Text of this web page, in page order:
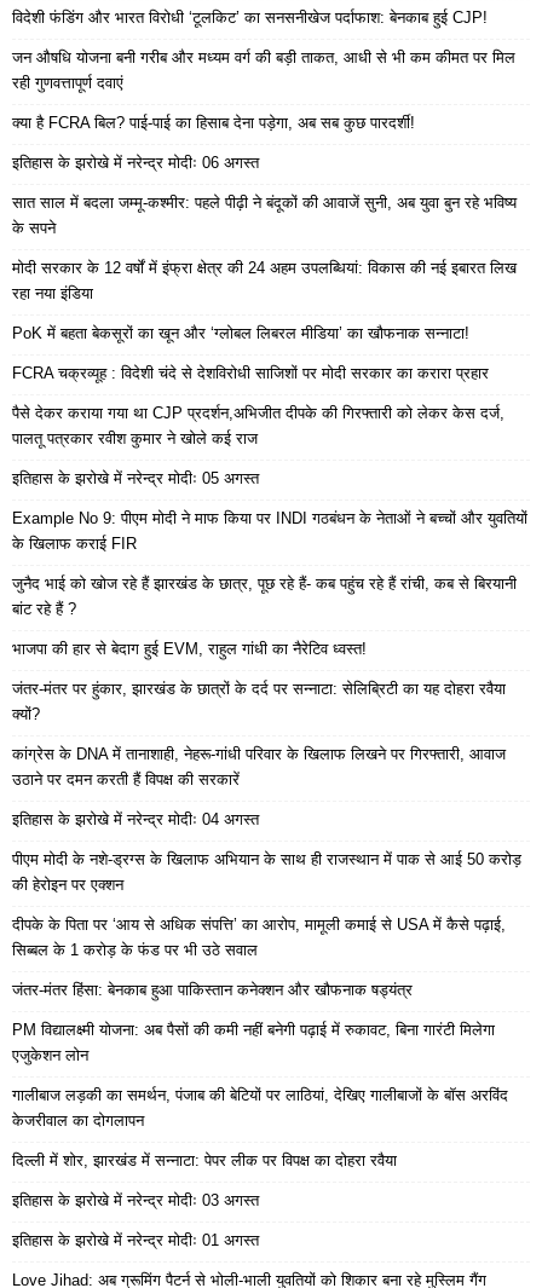
विदेशी फंडिंग और भारत विरोधी ‘टूलकिट’ का सनसनीखेज पर्दाफाश: बेनकाब हुई CJP!
जन औषधि योजना बनी गरीब और मध्यम वर्ग की बड़ी ताकत, आधी से भी कम कीमत पर मिल
रही गुणवत्तापूर्ण दवाएं
क्या है FCRA बिल? पाई-पाई का हिसाब देना पड़ेगा, अब सब कुछ पारदर्शी!
इतिहास के झरोखे में नरेन्द्र मोदीः 06 अगस्त
सात साल में बदला जम्मू-कश्मीर: पहले पीढ़ी ने बंदूकों की आवाजें सुनी, अब युवा बुन रहे भविष्य
के सपने
मोदी सरकार के 12 वर्षों में इंफ्रा क्षेत्र की 24 अहम उपलब्धियां: विकास की नई इबारत लिख
रहा नया इंडिया
PoK में बहता बेकसूरों का खून और ‘ग्लोबल लिबरल मीडिया’ का खौफनाक सन्नाटा!
FCRA चक्रव्यूह : विदेशी चंदे से देशविरोधी साजिशों पर मोदी सरकार का करारा प्रहार
पैसे देकर कराया गया था CJP प्रदर्शन,अभिजीत दीपके की गिरफ्तारी को लेकर केस दर्ज,
पालतू पत्रकार रवीश कुमार ने खोले कई राज
इतिहास के झरोखे में नरेन्द्र मोदीः 05 अगस्त
Example No 9: पीएम मोदी ने माफ किया पर INDI गठबंधन के नेताओं ने बच्चों और युवतियों
के खिलाफ कराई FIR
जुनैद भाई को खोज रहे हैं झारखंड के छात्र, पूछ रहे हैं- कब पहुंच रहे हैं रांची, कब से बिरयानी
बांट रहे हैं ?
भाजपा की हार से बेदाग हुई EVM, राहुल गांधी का नैरेटिव ध्वस्त!
जंतर-मंतर पर हुंकार, झारखंड के छात्रों के दर्द पर सन्नाटा: सेलिब्रिटी का यह दोहरा रवैया
क्यों?
कांग्रेस के DNA में तानाशाही, नेहरू-गांधी परिवार के खिलाफ लिखने पर गिरफ्तारी, आवाज
उठाने पर दमन करती हैं विपक्ष की सरकारें
इतिहास के झरोखे में नरेन्द्र मोदीः 04 अगस्त
पीएम मोदी के नशे-ड्रग्स के खिलाफ अभियान के साथ ही राजस्थान में पाक से आई 50 करोड़
की हेरोइन पर एक्शन
दीपके के पिता पर ‘आय से अधिक संपत्ति’ का आरोप, मामूली कमाई से USA में कैसे पढ़ाई,
सिब्बल के 1 करोड़ के फंड पर भी उठे सवाल
जंतर-मंतर हिंसा: बेनकाब हुआ पाकिस्तान कनेक्शन और खौफनाक षड्यंत्र
PM विद्यालक्ष्मी योजना: अब पैसों की कमी नहीं बनेगी पढ़ाई में रुकावट, बिना गारंटी मिलेगा
एजुकेशन लोन
गालीबाज लड़की का समर्थन, पंजाब की बेटियों पर लाठियां, देखिए गालीबाजों के बॉस अरविंद
केजरीवाल का दोगलापन
दिल्ली में शोर, झारखंड में सन्नाटा: पेपर लीक पर विपक्ष का दोहरा रवैया
इतिहास के झरोखे में नरेन्द्र मोदीः 03 अगस्त
इतिहास के झरोखे में नरेन्द्र मोदीः 01 अगस्त
Love Jihad: अब ग्रूमिंग पैटर्न से भोली-भाली युवतियों को शिकार बना रहे मुस्लिम गैंग